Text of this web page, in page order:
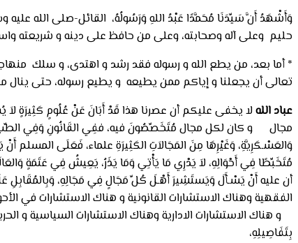
وَأَشْهَدُ أَنَّ سَيِّدَنَا مُحَمَّدًا عَبْدُ اللهِ وَرَسُولُهُ، القائل-صلى الله
حليم وعلى آله وصحابته، وعلى من حافظ على دينه و شريعته
* أما بعد، من يطع الله و رسوله فقد رشد و اهتدى، و سلك
تعالى أن يجعلنا و إياكم ممن يطيعه و يطيع رسوله، حتى ينال من
عباد اللهلا يخفى عليكم أن عصرنا هذا قَدْ أَبَانَ عَنْ عُلُومٍ كَثِيرَةٍ
مجال و كان لكل مجال مُتَخَصِّصُونَ فيه، ففِي القَانُونِ وَفِي الطِّبِّ
وَالعَسْـكَرِيَّةِ، وَغَيْرِهَا مِنَ المَجَالاَتِ الكَثِيرَةِ علماء، فَعَلَى
مُتَخَبِّطًا فِي أَحْوَالِهِ، لاَ يَدْرِي مَا يَأْتِي وَمَا يَذَرُ، يَعِيشُ فِي عَتَمَةٍ
أن عليه أَنْ يَسْـأَلَ وَيَستَشِيرَ أَهْـلَ كُلِّ مَجَالٍ فِي مَجَالِهِ،
الفقهية وهناك الاستشارات القانونية و هناك الاستشارات في
و هناك الاستشارات الادارية وهناك الاستشارات السياسية و
بِتَفَاصِيلِهِ،